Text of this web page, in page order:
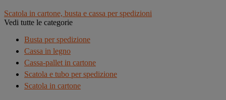
Scatola in cartone, busta e cassa per spedizioni
Vedi tutte le categorie
Busta per spedizione
Cassa in legno
Cassa-pallet in cartone
Scatola e tubo per spedizione
Scatola in cartone